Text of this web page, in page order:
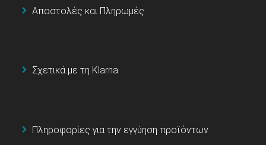
Αποστολές και Πληρωμές
Σχετικά με τη Klarna
Πληροφορίες για την εγγύηση προϊόντων